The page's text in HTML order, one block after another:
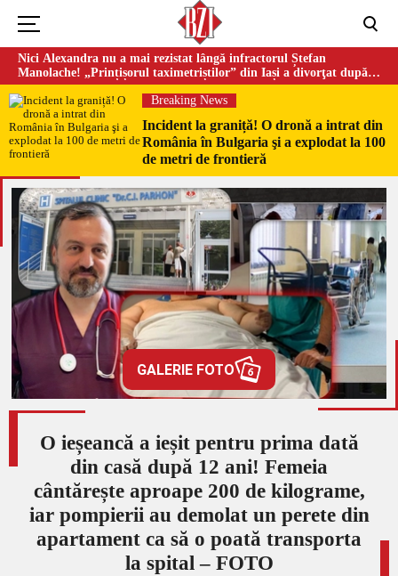
Nici Alexandra nu a mai rezistat lângă infractorul Ștefan
Manolache! „Prințișorul taximetriștilor” din Iași a divorţat după
doi ani de căsnicie
Breaking News
Incident la graniță! O dronă a intrat din
România în Bulgaria şi a explodat la 100
de metri de frontieră
GALERIE FOTO 6
O ieșeancă a ieșit pentru prima dată
din casă după 12 ani! Femeia
cântărește aproape 200 de kilograme,
iar pompierii au demolat un perete din
apartament ca să o poată transporta
la spital – FOTO